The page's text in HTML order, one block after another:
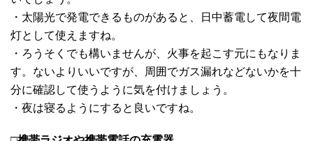
・太陽光で発電できるものがあると、日中蓄電して夜間電
灯として使えますね。
・ろうそくでも構いませんが、火事を起こす元にもなりま
す。ないよりいいですが、周囲でガス漏れなどないかを十
分に確認して使うように気を付けましょう。
・夜は寝るようにすると良いですね。